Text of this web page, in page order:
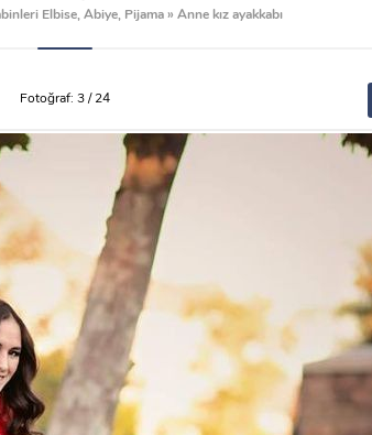
Elbise, Abiye, Pijama » Anne kız ayakkabı
Fotoğraf: 3 / 24